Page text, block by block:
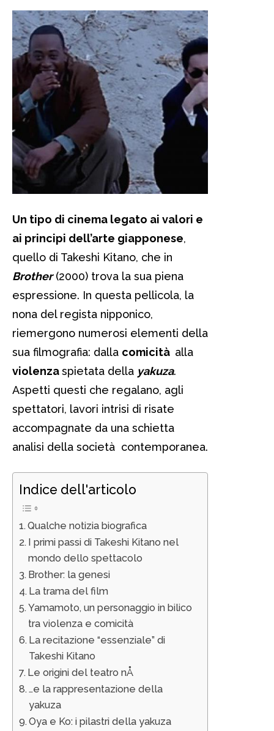
Un tipo di cinema legato ai valori e
ai principi dell’arte giapponese,
quello di Takeshi Kitano, che in
Brother (2000) trova la sua piena
espressione. In questa pellicola, la
nona del regista nipponico,
riemergono numerosi elementi della
sua filmografia: dalla comicità alla
violenzaspietata della yakuza.
Aspetti questi che regalano, agli
spettatori, lavori intrisi di risate
accompagnate da una schietta
analisi della società contemporanea.
Indice dell'articolo
Qualche notizia biografica
I primi passi di Takeshi Kitano nel
mondo dello spettacolo
Brother: la genesi
La trama del film
Yamamoto, un personaggio in bilico
tra violenza e comicità
La recitazione “essenziale” di
Takeshi Kitano
Le origini del teatro nÅ
…e la rappresentazione della
yakuza
Oya e Ko: i pilastri della yakuza